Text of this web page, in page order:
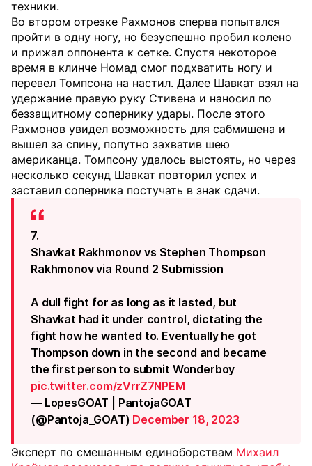
техники.
Во втором отрезке Рахмонов сперва попытался
пройти в одну ногу, но безуспешно пробил колено
и прижал оппонента к сетке. Спустя некоторое
время в клинче Номад смог подхватить ногу и
перевел Томпсона на настил. Далее Шавкат взял на
удержание правую руку Стивена и наносил по
беззащитному сопернику удары. После этого
Рахмонов увидел возможность для сабмишена и
вышел за спину, попутно захватив шею
американца. Томпсону удалось выстоять, но через
несколько секунд Шавкат повторил успех и
заставил соперника постучать в знак сдачи.
7.
Shavkat Rakhmonov vs Stephen Thompson
Rakhmonov via Round 2 Submission
A dull fight for as long as it lasted, but
Shavkat had it under control, dictating the
fight how he wanted to. Eventually he got
Thompson down in the second and became
the first person to submit Wonderboy
pic.twitter.com/zVrrZ7NPEM
— LopesGOAT | PantojaGOAT
(@Pantoja_GOAT) December 18, 2023
Эксперт по смешанным единоборствам Михаил